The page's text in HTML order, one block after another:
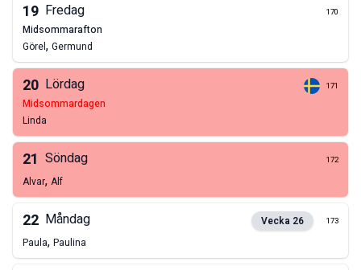
19 Fredag 170
midsommarafton
Görel, Germund
20 Lördag 171
midsommardagen
Linda
21 Söndag 172
Alvar, Alf
22 Måndag Vecka 26 173
Paula, Paulina